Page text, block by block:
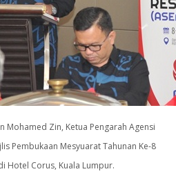
Mohamed Zin, Ketua Pengarah Agensi
Pembukaan Mesyuarat Tahunan Ke-8
Hotel Corus, Kuala Lumpur.